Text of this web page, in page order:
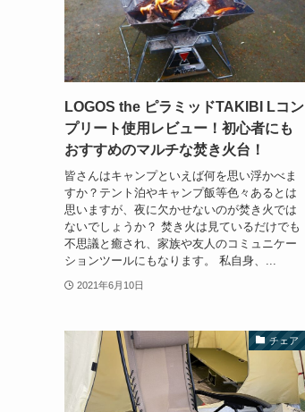
LOGOS the ピラミッドTAKIBI Lコン
プリート使用レビュー！初心者にも
おすすめのマルチな焚き火台！
皆さんはキャンプといえば何を思い浮かべま
すか？テント泊やキャンプ飯等色々あるとは
思いますが、夜に欠かせないのが焚き火では
ないでしょうか？ 焚き火は見ているだけでも
不思議と癒され、家族や友人のコミュニケー
ションツールにもなります。 私自身、...
2021年6月10日
チェア